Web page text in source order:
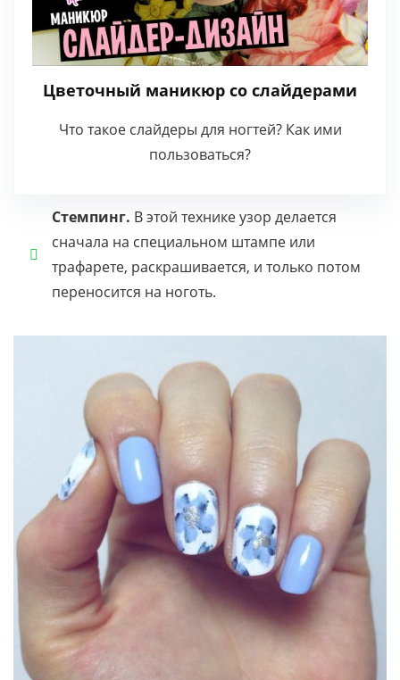
Цветочный маникюр со слайдерами
Что такое слайдеры для ногтей? Как ими
пользоваться?
Стемпинг. В этой технике узор делается
сначала на специальном штампе или
трафарете, раскрашивается, и только потом
переносится на ноготь.